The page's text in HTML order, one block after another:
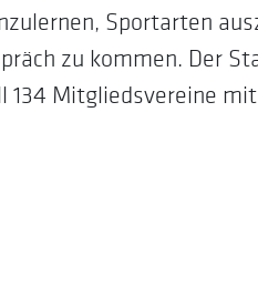
Sportarten
zu kommen. Der
134 Mitgliedsvereine